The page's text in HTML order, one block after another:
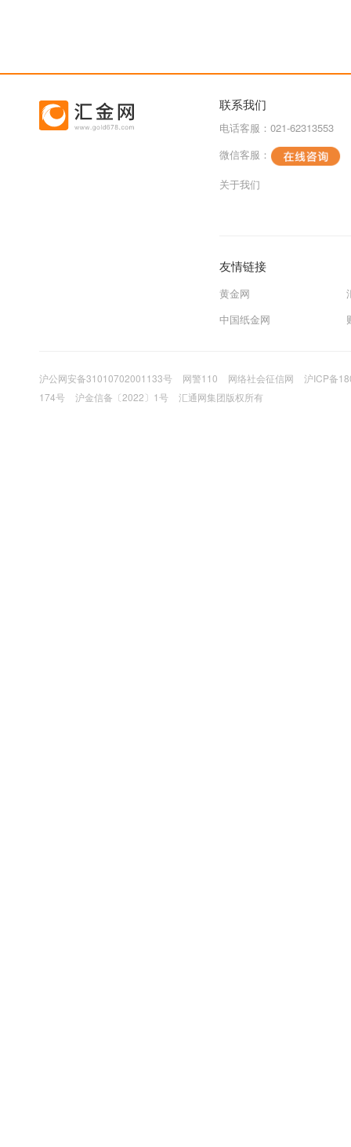
联系我们
电话客服：021-62313553
微信客服：
关于我们
友情链接
黄金网
中国纸金网
沪公网安备31010702001133号 网警110 网络社会征信网
沪ICP备
174号
沪金信备〔2022〕1号 汇通网集团版权所有